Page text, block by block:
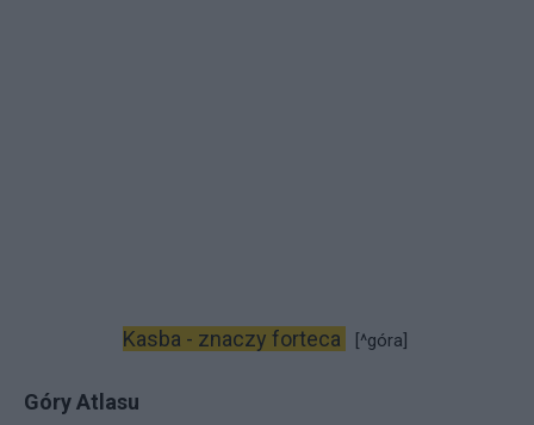
Kasba - znaczy forteca [^góra]
Góry Atlasu